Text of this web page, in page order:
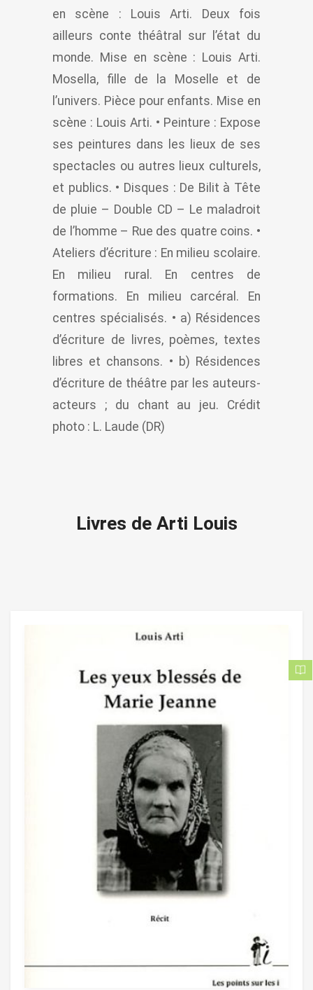
en scène : Louis Arti. Deux fois
ailleurs conte théâtral sur l’état du
monde. Mise en scène : Louis Arti.
Mosella, fille de la Moselle et de
l’univers. Pièce pour enfants. Mise en
scène : Louis Arti. • Peinture : Expose
ses peintures dans les lieux de ses
spectacles ou autres lieux culturels,
et publics. • Disques : De Bilit à Tête
de pluie – Double CD – Le maladroit
de l’homme – Rue des quatre coins. •
Ateliers d’écriture : En milieu scolaire.
En milieu rural. En centres de
formations. En milieu carcéral. En
centres spécialisés. • a) Résidences
d’écriture de livres, poèmes, textes
libres et chansons. • b) Résidences
d’écriture de théâtre par les auteurs-
acteurs ; du chant au jeu. Crédit
photo : L. Laude (DR)
Livres de Arti Louis